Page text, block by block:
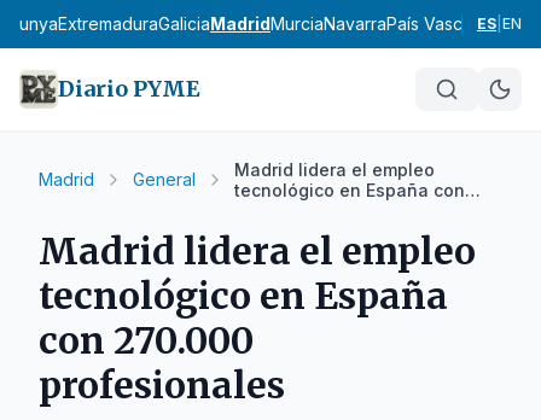
ExtremaduraGaliciaMadridMurciaNavarraPaís Vasco La Rioja
ES EN
Diario PYME
Madrid General
Madrid lidera el empleo
tecnológico en España con
Madrid lidera el empleo
tecnológico en España
con 270.000
profesionales